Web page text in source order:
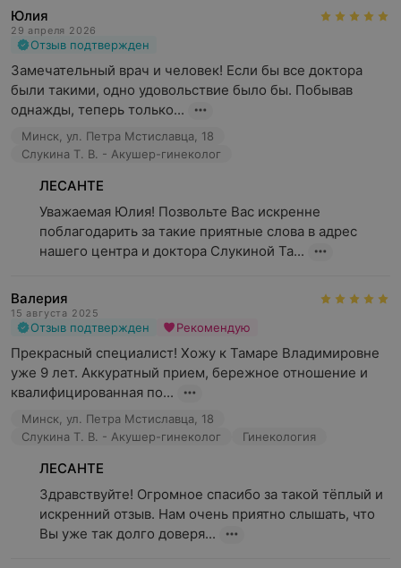
Юлия
29 апреля 2026
Отзыв подтвержден
Замечательный врач и человек! Если бы все доктора
были такими, одно удовольствие было бы. Побывав
однажды, теперь только...
Минск, ул. Петра Мстиславца, 18
Слукина Т. В. - Акушер-гинеколог
ЛЕСАНТЕ
Уважаемая Юлия! Позвольте Вас искренне
поблагодарить за такие приятные слова в адрес
нашего центра и доктора Слукиной Та...
Валерия
15 августа 2025
Отзыв подтвержден Рекомендую
Прекрасный специалист! Хожу к Тамаре Владимировне
уже 9 лет. Аккуратный прием, бережное отношение и
квалифицированная по...
Минск, ул. Петра Мстиславца, 18
Слукина Т. В. - Акушер-гинеколог
Гинекология
ЛЕСАНТЕ
Здравствуйте! Огромное спасибо за такой тёплый и
искренний отзыв. Нам очень приятно слышать, что
Вы уже так долго доверя...